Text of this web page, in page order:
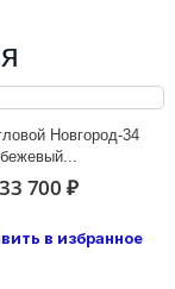
Новгород-34
бежевый...
33 700 ₽
в избранное